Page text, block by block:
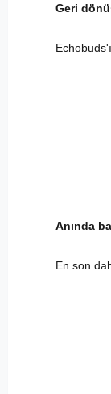
Geri
Anında
En son